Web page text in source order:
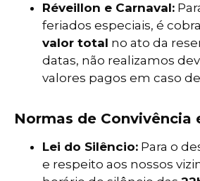
Réveillon e Carnaval:
feriados especiais, é
valor total no ato da
datas, não realizamos
valores pagos em caso
Normas de Convivência
Lei do Silêncio: Para o
e respeito aos nossos